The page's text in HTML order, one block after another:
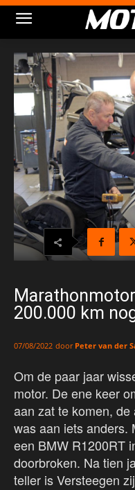
200.000 km
07/08/2022 door Peter van der
Om de paar jaar
motor. De ene keer
aan zat te komen,
was aan iets anders.
een BMW R1200RT
doorbroken. Na tien
teller is Versteegen